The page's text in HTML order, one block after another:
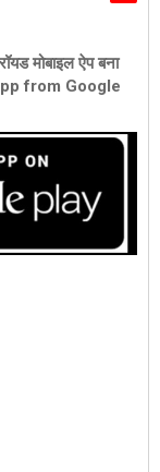
मोबाइल ऐप बना
from Google